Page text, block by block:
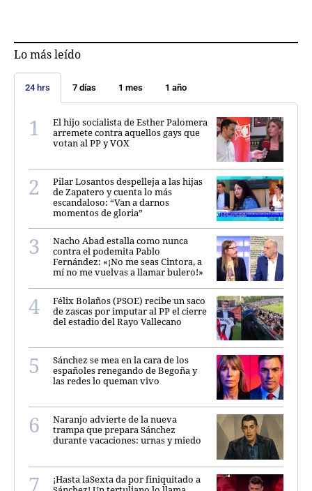
Lo más leído
24 hrs 7 días 1 mes 1 año
El hijo socialista de Esther Palomera
arremete contra aquellos gays que
votan al PP y VOX
Pilar Losantos despelleja a las hijas
de Zapatero y cuenta lo más
escandaloso: “Van a darnos
momentos de gloria”
Nacho Abad estalla como nunca
contra el podemita Pablo
Fernández: «¡No me seas Cintora, a
mí no me vuelvas a llamar bulero!»
Félix Bolaños (PSOE) recibe un saco
de zascas por imputar al PP el cierre
del estadio del Rayo Vallecano
Sánchez se mea en la cara de los
españoles renegando de Begoña y
las redes lo queman vivo
Naranjo advierte de la nueva
trampa que prepara Sánchez
durante vacaciones: urnas y miedo
¡Hasta laSexta da por finiquitado a